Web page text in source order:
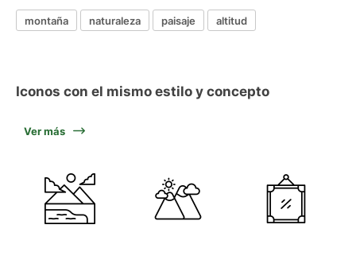
montaña naturaleza paisaje altitud
Iconos con el mismo estilo y concepto
Ver más